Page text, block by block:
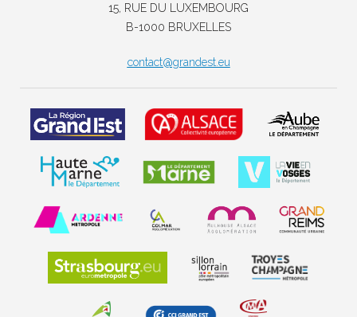
15, RUE DU LUXEMBOURG
B-1000 BRUXELLES
contact@grandest.eu